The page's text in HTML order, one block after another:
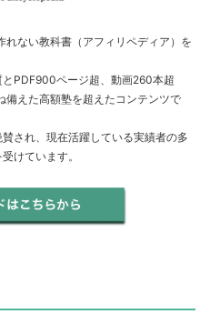
ない教科書（アフィリペディア）を
PDF900ページ超、動画260本超
備えた高額塾を超えたコンテンツで
され、現在活躍している実績者の多
けています。